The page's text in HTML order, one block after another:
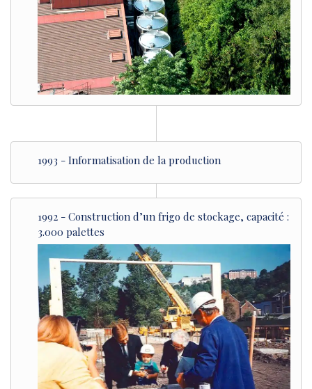
1993 - Informatisation de la production
1992 - Construction d’un frigo de stockage, capacité :
3.000 palettes